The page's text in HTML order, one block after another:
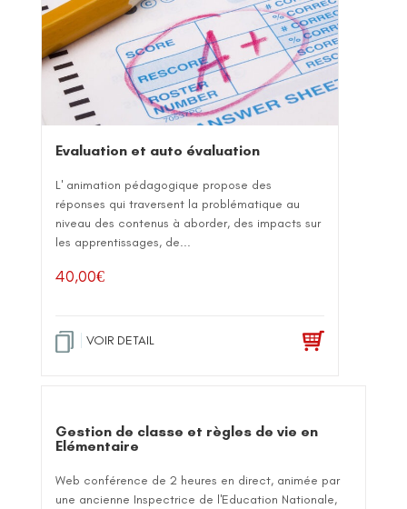
Evaluation et auto évaluation
L' animation pédagogique propose des
réponses qui traversent la problématique au
niveau des contenus à aborder, des impacts sur
les apprentissages, de...
40,00€
VOIR DETAIL
Gestion de classe et règles de vie en
Elémentaire
Web conférence de 2 heures en direct, animée par
une ancienne Inspectrice de l'Education Nationale,